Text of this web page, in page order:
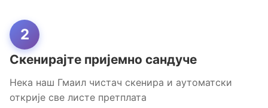
2
Скенирајте пријемно сандуче
Нека наш Гмаил чистач скенира и аутоматски
открије све листе претплата